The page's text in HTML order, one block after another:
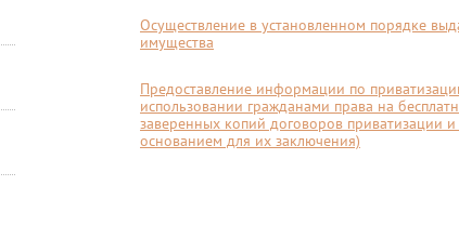
Осуществление в установленном порядке
имущества
Предоставление информации по
использовании гражданами права на
заверенных копий договоров приватизации
основанием для их заключения)